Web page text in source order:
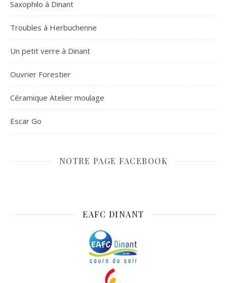
Saxophilo à Dinant
Troubles à Herbuchenne
Un petit verre à Dinant
Ouvrier Forestier
Céramique Atelier moulage
Escar Go
NOTRE PAGE FACEBOOK
EAFC DINANT